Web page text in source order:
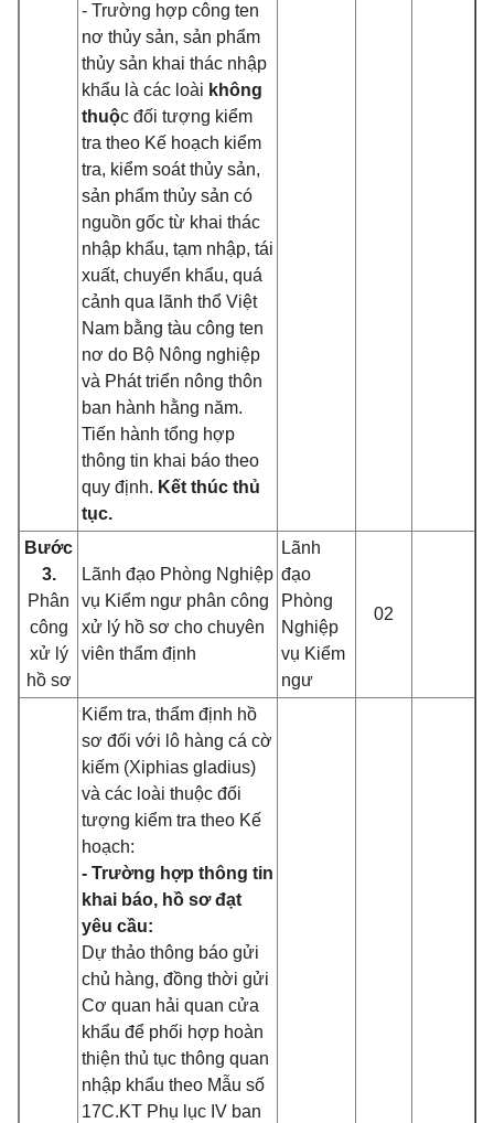
- Trường hợp công ten
nơ thủy sản, sản phẩm
thủy sản khai thác nhập
khẩu là các loài không
thuộc đối tượng kiểm
tra theo Kế hoạch kiểm
tra, kiểm soát thủy sản,
sản phẩm thủy sản có
nguồn gốc từ khai thác
nhập khẩu, tạm nhập, tái
xuất, chuyển khẩu, quá
cảnh qua lãnh thổ Việt
Nam bằng tàu công ten
nơ do Bộ Nông nghiệp
và Phát triển nông thôn
ban hành hằng năm.
Tiến hành tổng hợp
thông tin khai báo theo
quy định. Kết thúc thủ
tục.
Bước
3.
Phân
công
xử lý
hồ sơ
Lãnh đạo Phòng Nghiệp
vụ Kiểm ngư phân công
xử lý hồ sơ cho chuyên
viên thẩm định
Lãnh
đạo
Phòng
Nghiệp
vụ Kiểm
ngư
02
Kiểm tra, thẩm định hồ
sơ đối với lô hàng cá cờ
kiếm (Xiphias gladius)
và các loài thuộc đối
tượng kiểm tra theo Kế
hoạch:
- Trường hợp thông tin
khai báo, hồ sơ đạt
yêu cầu:
Dự thảo thông báo gửi
chủ hàng, đồng thời gửi
Cơ quan hải quan cửa
khẩu để phối hợp hoàn
thiện thủ tục thông quan
nhập khẩu theo Mẫu số
17C.KT Phụ lục IV ban